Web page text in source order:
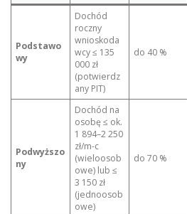
Podstawo
wy
Dochód
roczny
wnioskoda
wcy ≤ 135
000 zł
(potwierdz
any PIT)
do 40 %
Podwyższo
ny
Dochód na
osobę ≤ ok.
1 894–2 250
zł/m-c
(wieloosob
owe) lub ≤
3 150 zł
(jednoosob
owe)
do 70 %